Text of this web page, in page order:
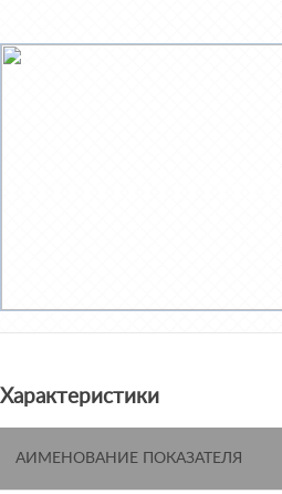
Характеристики
АИМЕНОВАНИЕ ПОКАЗАТЕЛЯ